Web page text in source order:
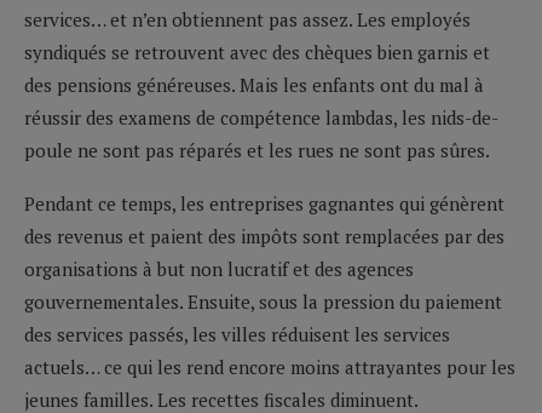
services… et n’en obtiennent pas assez. Les employés
syndiqués se retrouvent avec des chèques bien garnis et
des pensions généreuses. Mais les enfants ont du mal à
réussir des examens de compétence lambdas, les nids-de-
poule ne sont pas réparés et les rues ne sont pas sûres.
Pendant ce temps, les entreprises gagnantes qui génèrent
des revenus et paient des impôts sont remplacées par des
organisations à but non lucratif et des agences
gouvernementales. Ensuite, sous la pression du paiement
des services passés, les villes réduisent les services
actuels… ce qui les rend encore moins attrayantes pour les
jeunes familles. Les recettes fiscales diminuent.